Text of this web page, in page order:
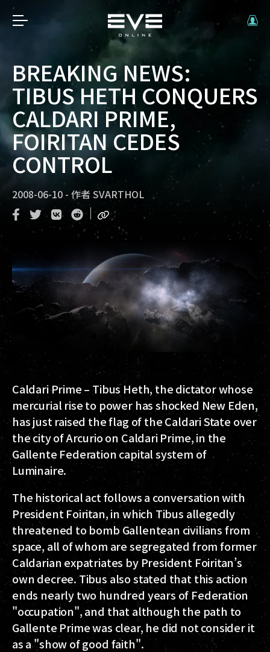
BREAKING NEWS:
TIBUS HETH CONQUERS
CALDARI PRIME,
FOIRITAN CEDES
CONTROL
2008-06-10 - 作者SVARTHOL
Caldari Prime – Tibus Heth, the dictator whose
mercurial rise to power has shocked New Eden,
has just raised the flag of the Caldari State over
the city of Arcurio on Caldari Prime, in the
Gallente Federation capital system of
Luminaire.
The historical act follows a conversation with
President Foiritan, in which Tibus allegedly
threatened to bomb Gallentean civilians from
space, all of whom are segregated from former
Caldarian expatriates by President Foiritan’s
own decree. Tibus also stated that this action
ends nearly two hundred years of Federation
"occupation", and that although the path to
Gallente Prime was clear, he did not consider it
as a "show of good faith".